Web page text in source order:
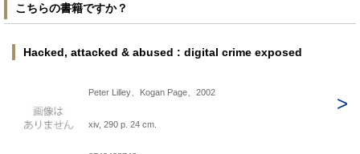
こちらの書籍ですか？
Hacked, attacked & abused : digital crime exposed
Peter Lilley、Kogan Page、2002
xiv, 290 p. 24 cm.